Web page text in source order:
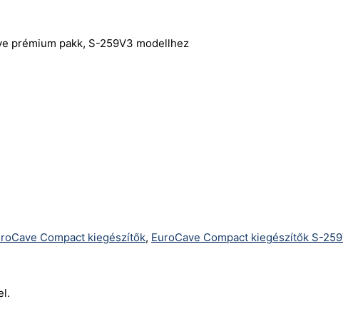
prémium pakk, S-259V3 modellhez
Compact kiegészítők, EuroCave Compact kiegészítők S-